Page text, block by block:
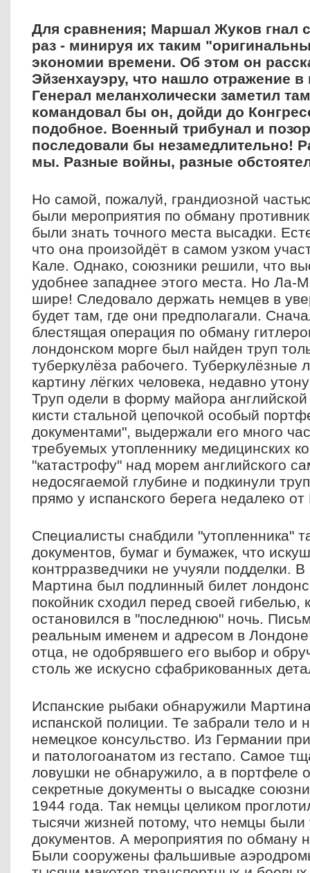
Для сравнения; Маршал Жуков гнал
раз - минируя их таким
экономии времени. Об этом он
Эйзенхауэру, что нашло отражение
Генерал меланхолически заметил
командовал бы он, дойди до
подобное. Военный трибунал и
последовали бы незамедлительно!
мы. Разные войны, разные
Но самой, пожалуй, грандиозной
были мероприятия по обману
были знать точного места высадки.
что она произойдёт в самом узком
Кале. Однако, союзники решили, что
удобнее западнее этого места. Но Ла-
шире! Следовало держать немцев в
будет там, где они предполагали.
блестящая операция по обману
лондонском морге был найден труп
туберкулёза рабочего. Туберкулёзные
картину лёгких человека, недавно
Труп одели в форму майора
кисти стальной цепочкой особый
документами", выдержали его много
требуемых утопленнику медицинских
"катастрофу" над морем английского
недосягаемой глубине и подкинули
прямо у испанского берега недалеко
Специалисты снабдили "утопленника"
документов, бумаг и бумажек, что
контрразведчики не учуяли подделки.
Мартина был подлинный билет
покойник сходил перед своей гибелью,
остановился в "последнюю" ночь.
реальным именем и адресом в Лондоне,
отца, не одобрявшего его выбор и
столь же искусно сфабрикованных
Испанские рыбаки обнаружили
испанской полиции. Те забрали тело и
немецкое консульство. Из Германии
и патологоанатом из гестапо. Самое
ловушки не обнаружило, а в портфеле
секретные документы о высадке
1944 года. Так немцы целиком
тысячи жизней потому, что немцы
документов. А мероприятия по обману
Были сооружены фальшивые